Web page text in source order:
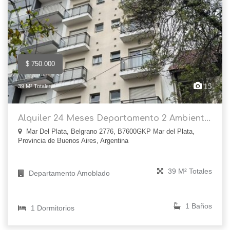
$ 750.000
39 M² Totales 15
Alquiler 24 Meses Departamento 2 Ambient...
Mar Del Plata, Belgrano 2776, B7600GKP Mar del Plata,
Provincia de Buenos Aires, Argentina
Departamento Amoblado 39 M² Totales
1 Dormitorios 1 Baños